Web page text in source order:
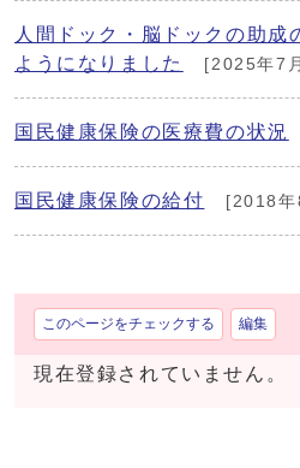
人間ドック・脳ドックの助成
ようになりました
[2025年7
国民健康保険の医療費の状況
国民健康保険の給付 [2018年
このページをチェックする 編集
現在登録されていません。